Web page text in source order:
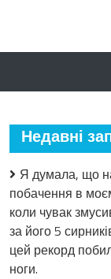
Недавні
Я думала, що
побачення в
коли чувак
за його 5
цей рекорд
ноги.